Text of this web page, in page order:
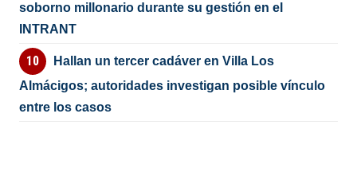
soborno millonario durante su gestión en el
INTRANT
Hallan un tercer cadáver en Villa Los
Almácigos; autoridades investigan posible vínculo
entre los casos